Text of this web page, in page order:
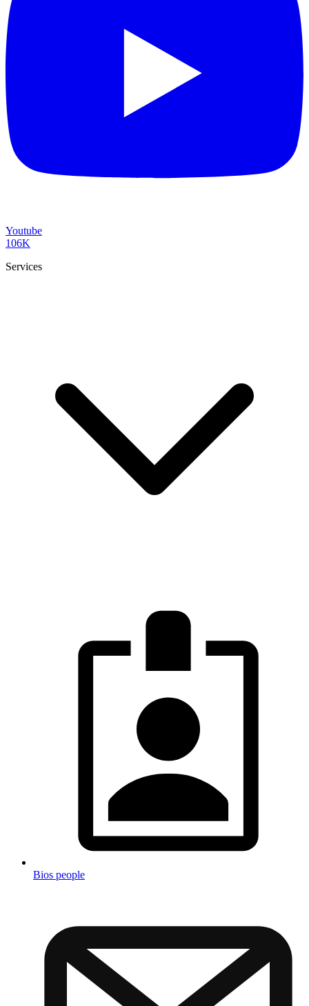
Youtube
106K
Services
Bios people